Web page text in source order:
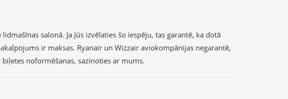
salonā. Ja Jūs izvēlaties šo iespēju, tas garantē, ka dotā
ir maksas. Ryanair un Wizzair aviokompānijas negarantē,
noformēšanas, sazinoties ar mums.